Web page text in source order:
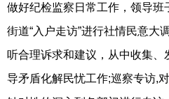
做好纪检监察日常工作，领导班
街道“入户走访”进行社情民意大
听合理诉求和建议，从中收集
导矛盾化解民忧工作;巡察专访,